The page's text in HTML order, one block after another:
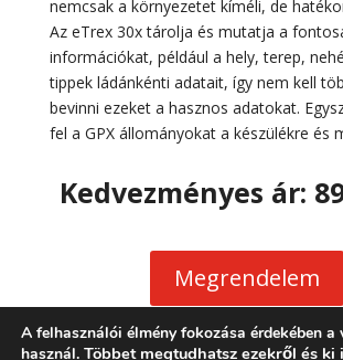
nemcsak a környezetet kíméli, de
Az eTrex 30x tárolja és mutatja a
információkat, például a hely, terep,
tippek ládánkénti adatait, így nem kell
bevinni ezeket a hasznos adatokat.
fel a GPX állományokat a készülékre és
Kedvezményes ár:
Megrendelem
A felhasználói élmény fokozása érdekében
használ. Többet megtudhatsz ezekről és ki